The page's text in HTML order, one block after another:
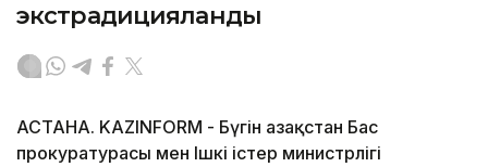
экстрадицияланды
АСТАНА. KAZINFORM - Бүгін Қазақстан Бас
прокуратурасы мен Ішкі істер министрлігі